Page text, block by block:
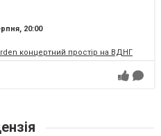
20:00
концертний простір на ВДНГ